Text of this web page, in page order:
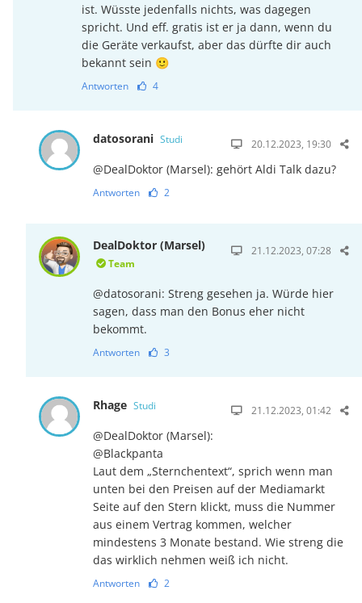
ist. Wüsste jedenfalls nichts, was dagegen
spricht. Und eff. gratis ist er ja dann, wenn du
die Geräte verkaufst, aber das dürfte dir auch
bekannt sein 🙂
Antworten 4
datosorani Studi 20.12.2023, 19:30
@DealDoktor (Marsel): gehört Aldi Talk dazu?
Antworten 2
DealDoktor (Marsel)
Team
21.12.2023, 07:28
@datosorani: Streng gesehen ja. Würde hier
sagen, dass man den Bonus eher nicht
bekommt.
Antworten 3
Rhage Studi 21.12.2023, 01:42
@DealDoktor (Marsel):
@Blackpanta
Laut dem „Sternchentext“, sprich wenn man
unten bei den Preisen auf der Mediamarkt
Seite auf den Stern klickt, muss die Nummer
aus einem Vertrag kommen, welcher
mindestens 3 Monate bestand. Wie streng die
das wirklich nehmen weiß ich nicht.
Antworten 2